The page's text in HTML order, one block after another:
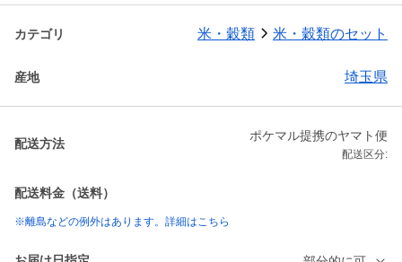
カテゴリ 米・穀類 米・穀類のセット
産地 埼玉県
配送方法
ポケマル提携のヤマト便
配送区分:
配送料金（送料）
※離島などの例外はあります。詳細はこちら